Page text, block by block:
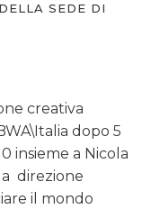
SEDE DI
creativa
dopo 5
insieme a Nicola
direzione
il mondo